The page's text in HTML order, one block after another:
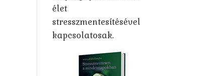
élet
stresszmentesítésével
kapcsolatosak.